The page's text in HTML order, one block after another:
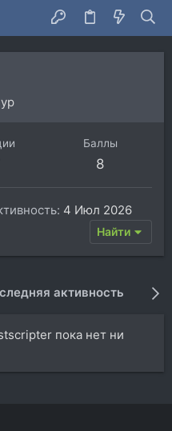
Баллы
8
4 Июл 2026
Найти
активность
пока нет ни